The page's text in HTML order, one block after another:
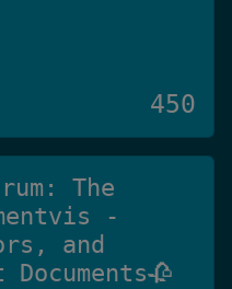
450
The
-
and